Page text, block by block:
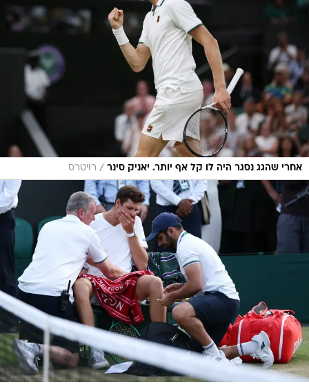
אחרי שהגג נסגר היה לו קל אף יותר. יאניק סינר / רויטרס